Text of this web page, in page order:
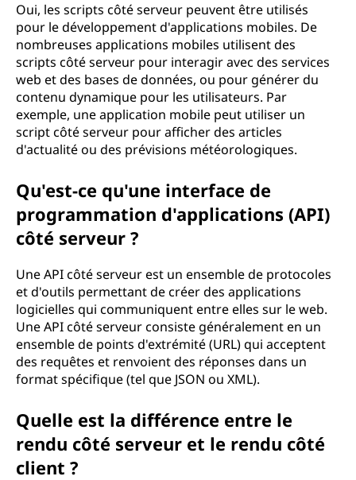
Oui, les scripts côté serveur peuvent être utilisés
pour le développement d'applications mobiles. De
nombreuses applications mobiles utilisent des
scripts côté serveur pour interagir avec des services
web et des bases de données, ou pour générer du
contenu dynamique pour les utilisateurs. Par
exemple, une application mobile peut utiliser un
script côté serveur pour afficher des articles
d'actualité ou des prévisions météorologiques.
Qu'est-ce qu'une interface de
programmation d'applications (API)
côté serveur ?
Une API côté serveur est un ensemble de protocoles
et d'outils permettant de créer des applications
logicielles qui communiquent entre elles sur le web.
Une API côté serveur consiste généralement en un
ensemble de points d'extrémité (URL) qui acceptent
des requêtes et renvoient des réponses dans un
format spécifique (tel que JSON ou XML).
Quelle est la différence entre le
rendu côté serveur et le rendu côté
client ?